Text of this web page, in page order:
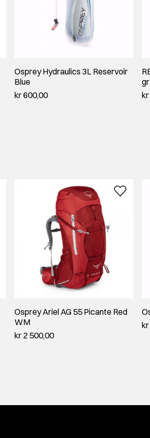
Osprey Hydraulics 3L Reservoir
Blue
kr 600,00
gr
Osprey Ariel AG 55 Picante Red
WM
kr 2 500,00